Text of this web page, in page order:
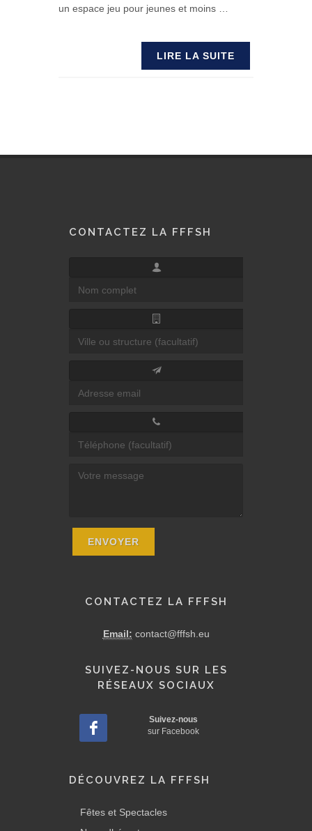
un espace jeu pour jeunes et moins …
LIRE LA SUITE
CONTACTEZ LA FFFSH
CONTACTEZ LA FFFSH
Email: contact@fffsh.eu
SUIVEZ-NOUS SUR LES
RÉSEAUX SOCIAUX
Suivez-nous
sur Facebook
DÉCOUVREZ LA FFFSH
Fêtes et Spectacles